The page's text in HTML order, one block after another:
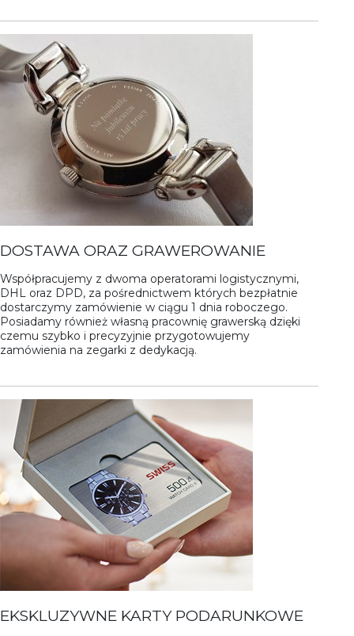
DOSTAWA ORAZ GRAWEROWANIE
Współpracujemy z dwoma operatorami logistycznymi,
DHL oraz DPD, za pośrednictwem których bezpłatnie
dostarczymy zamówienie w ciągu 1 dnia roboczego.
Posiadamy również własną pracownię grawerską dzięki
czemu szybko i precyzyjnie przygotowujemy
zamówienia na zegarki z dedykacją.
EKSKLUZYWNE KARTY PODARUNKOWE